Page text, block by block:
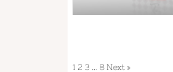
1 2 3 … 8 Next »